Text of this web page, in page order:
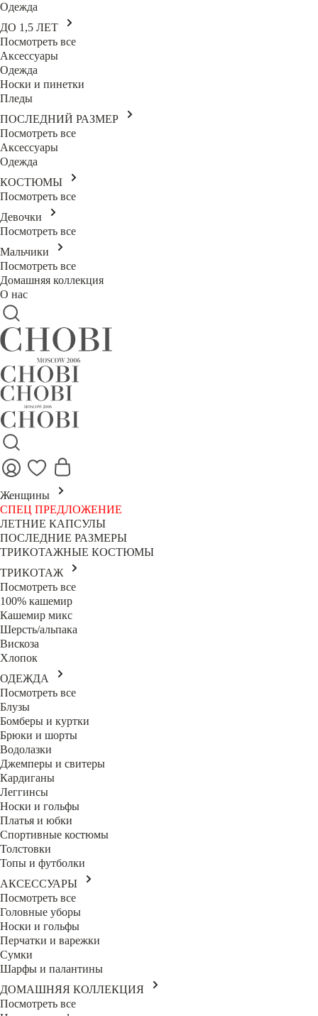
Одежда
ДО 1,5 ЛЕТ
Посмотреть все
Аксессуары
Одежда
Носки и пинетки
Пледы
ПОСЛЕДНИЙ РАЗМЕР
Посмотреть все
Аксессуары
Одежда
КОСТЮМЫ
Посмотреть все
Девочки
Посмотреть все
Мальчики
Посмотреть все
Домашняя коллекция
О нас
Женщины
СПЕЦ ПРЕДЛОЖЕНИЕ
ЛЕТНИЕ КАПСУЛЫ
ПОСЛЕДНИЕ РАЗМЕРЫ
ТРИКОТАЖНЫЕ КОСТЮМЫ
ТРИКОТАЖ
Посмотреть все
100% кашемир
Кашемир микс
Шерсть/альпака
Вискоза
Хлопок
ОДЕЖДА
Посмотреть все
Блузы
Бомберы и куртки
Брюки и шорты
Водолазки
Джемперы и свитеры
Кардиганы
Леггинсы
Носки и гольфы
Платья и юбки
Спортивные костюмы
Толстовки
Топы и футболки
АКСЕССУАРЫ
Посмотреть все
Головные уборы
Носки и гольфы
Перчатки и варежки
Сумки
Шарфы и палантины
ДОМАШНЯЯ КОЛЛЕКЦИЯ
Посмотреть все